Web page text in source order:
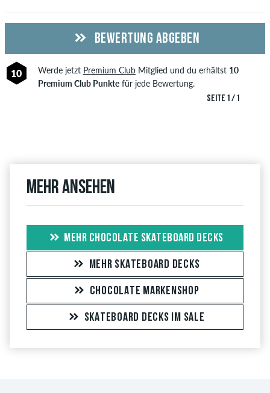
SEITE 1 / 1
BEWERTUNG ABGEBEN
10 Werde jetzt Premium ClubMitglied und du erhältst 10
Premium Club Punktefür jede Bewertung.
Mehr ansehen
MEHR CHOCOLATE SKATEBOARD DECKS
MEHR SKATEBOARD DECKS
CHOCOLATE MARKENSHOP
SKATEBOARD DECKS IM SALE